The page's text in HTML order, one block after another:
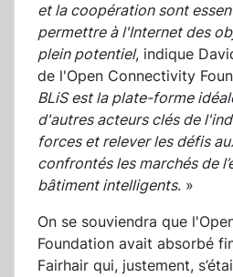
et la coopération sont
permettre à l'Internet des
plein potentiel, indique
de l'Open Connectivity
BLiS est la plate-forme
d'autres acteurs clés de
forces et relever les défis
confrontés les marchés de
bâtiment intelligents. »
On se souviendra que
Foundation avait absorbé
Fairhair qui, justement,